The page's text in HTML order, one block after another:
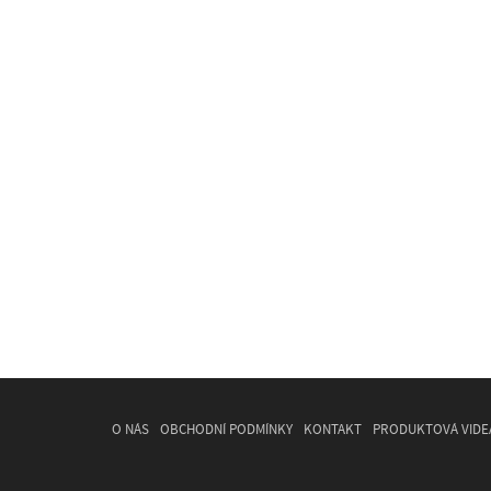
O NÁS OBCHODNÍ PODMÍNKY KONTAKT PRODUKTOVÁ